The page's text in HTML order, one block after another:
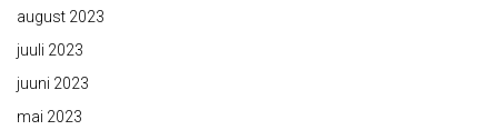
august 2023
juuli 2023
juuni 2023
mai 2023